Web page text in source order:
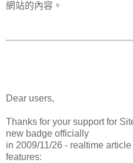
網站的內容。
Dear users,
Thanks for your support for
new badge officially
in 2009/11/26 - realtime
features: